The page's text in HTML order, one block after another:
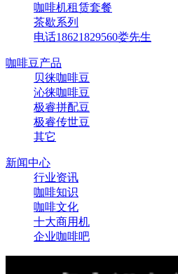
咖啡机租赁套餐
茶歇系列
电话18621829560娄先生
咖啡豆产品
贝徕咖啡豆
沁徕咖啡豆
极睿拼配豆
极睿传世豆
其它
新闻中心
行业资讯
咖啡知识
咖啡文化
十大商用机
企业咖啡吧